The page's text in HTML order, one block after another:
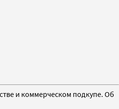
и коммерческом подкупе. Об